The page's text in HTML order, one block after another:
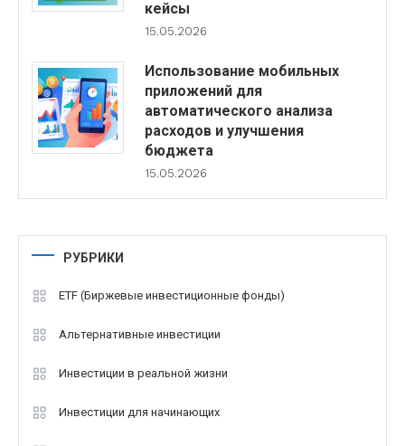
кейсы
15.05.2026
Использование мобильных
приложений для
автоматического анализа
расходов и улучшения
бюджета
15.05.2026
РУБРИКИ
ETF (Биржевые инвестиционные фонды)
Альтернативные инвестиции
Инвестиции в реальной жизни
Инвестиции для начинающих